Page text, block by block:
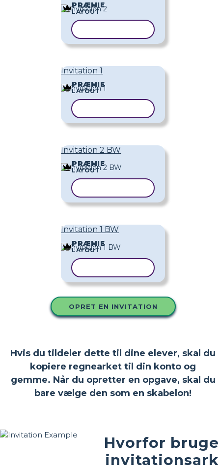
PRÆMIE
LAYOUT
Invitation 1
PRÆMIE
LAYOUT
Invitation 2 BW
PRÆMIE
LAYOUT
Invitation 1 BW
PRÆMIE
LAYOUT
OPRET EN INVITATION
Hvis du tildeler dette til dine elever, skal du
kopiere regnearket til din konto og
gemme. Når du opretter en opgave, skal du
bare vælge den som en skabelon!
Hvorfor bruge
invitationsark